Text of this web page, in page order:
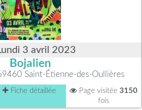
3 avril 2023
Bojalien
Saint-Étienne-des-Oullières
Fiche détaillée Page visitée 3150
fois